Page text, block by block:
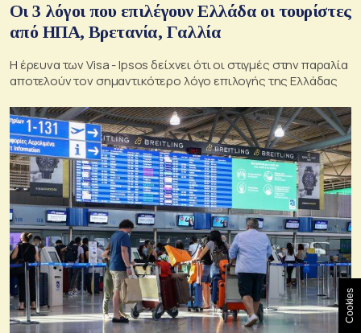
Οι 3 λόγοι που επιλέγουν Ελλάδα οι τουρίστες
από ΗΠΑ, Βρετανία, Γαλλία
Η έρευνα των Visa - Ipsos δείχνει ότι οι στιγμές στην παραλία
αποτελούν τον σημαντικότερο λόγο επιλογής της Ελλάδας
Cookies